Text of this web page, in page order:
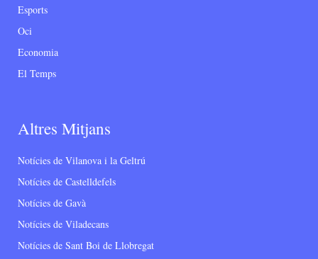
Esports
Oci
Economia
El Temps
Altres Mitjans
Notícies de Vilanova i la Geltrú
Notícies de Castelldefels
Notícies de Gavà
Notícies de Viladecans
Notícies de Sant Boi de Llobregat